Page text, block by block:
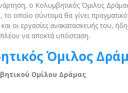
ο Κολυμβητικός Όμιλος
το οποίο σύντομα θα γίνει
οι εργασίες ανακατασκευής του,
πλέον να αποκτά υπόσταση.
Όμιλος
Ομίλου Δράμας